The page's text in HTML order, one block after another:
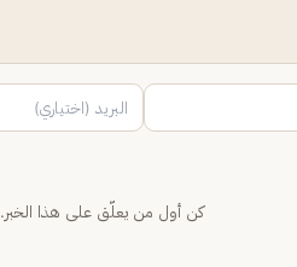
كن أول من يعلّق على هذا الخبر.